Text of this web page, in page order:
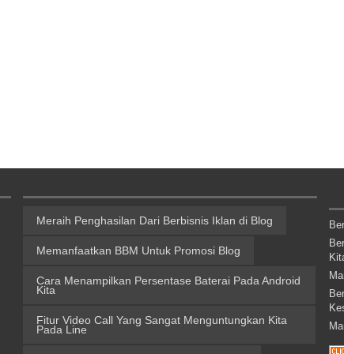
Meraih Penghasilan Dari Berbisnis Iklan di Blog
Memanfaatkan BBM Untuk Promosi Blog
Cara Menampilkan Persentase Baterai Pada Android
Kita
Fitur Video Call Yang Sangat Menguntungkan Kita
Pada Line